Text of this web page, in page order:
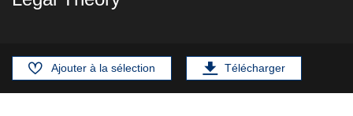
Ajouter à la sélection Télécharger